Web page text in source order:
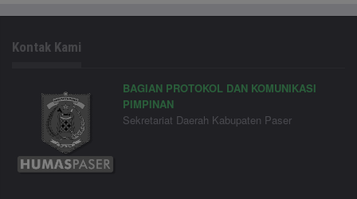
Kontak Kami
BAGIAN PROTOKOL DAN KOMUNIKASI
PIMPINAN
Sekretariat Daerah Kabupaten Paser